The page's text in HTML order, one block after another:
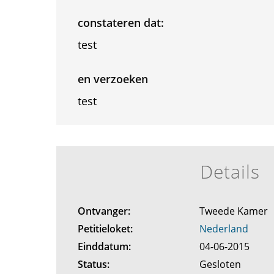
constateren dat:
test
en verzoeken
test
Details
Ontvanger:
Tweede Kamer
Petitieloket:
Nederland
Einddatum:
04-06-2015
Status:
Gesloten